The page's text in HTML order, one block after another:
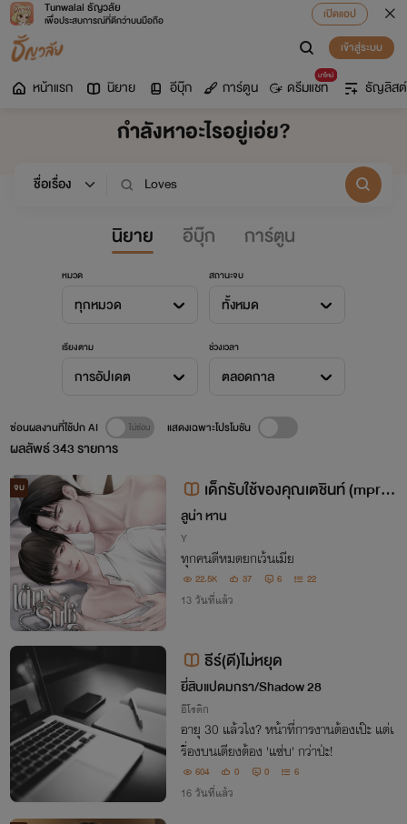
Tunwalai ธัญวลัย
เพื่อประสบการณ์ที่ดีกว่าบนมือถือ
เปิดแอป
เข้าสู่ระบบ
หน้าแรก นิยาย อีบุ๊ก การ์ตูน
มาใหม่
ดรีมแชท ธัญลิสต์
กำลังหาอะไรอยู่เอ่ย?
นิยาย อีบุ๊ก การ์ตูน
หมวด
ทุกหมวด
สถานะจบ
ทั้งหมด
เรียงตาม
การอัปเดต
ช่วงเวลา
ตลอดกาล
ผลลัพธ์343รายการ
ซ่อนผลงานที่ใช้ปก AI แสดงเฉพาะโปรโมชัน
จบ
เด็กรับใช้ของคุณเตชินท์ (mpre
g)
ลูน่า หาน
Y
ทุกคนดีหมดยกเว้นเมีย
22.5K 37 6 22
13 วันที่แล้ว
ธีร์(ดี)ไม่หยุด
ยี่สิบแปดมกรา/Shadow 28
อีโรติก
อายุ 30 แล้วไง? หน้าที่การงานต้องเป๊ะ แต่เ
รื่องบนเตียงต้อง 'แซ่บ' กว่าป่ะ!
604 0 0 6
16 วันที่แล้ว